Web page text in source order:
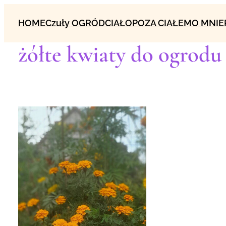
HOMECzuły OGRÓDCIAŁOPOZA CIAŁEMO MNIE
żółte kwiaty do ogrodu